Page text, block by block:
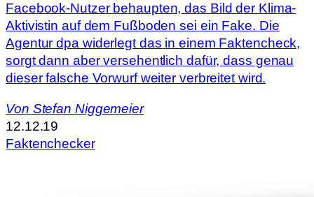
Facebook-Nutzer behaupten, das Bild der Klima-
Aktivistin auf dem Fußboden sei ein Fake. Die
Agentur dpa widerlegt das in einem Faktencheck,
sorgt dann aber versehentlich dafür, dass genau
dieser falsche Vorwurf weiter verbreitet wird.
Von Stefan Niggemeier
12.12.19
Faktenchecker